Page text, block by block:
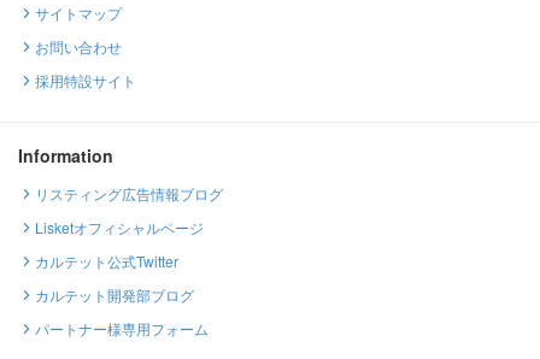
サイトマップ
お問い合わせ
採用特設サイト
Information
リスティング広告情報ブログ
Lisketオフィシャルページ
カルテット公式Twitter
カルテット開発部ブログ
パートナー様専用フォーム